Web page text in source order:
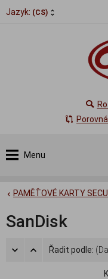
Jazyk: (CS)
Menu
PAMĚŤOVÉ KARTY
SanDisk
Řadit podle: